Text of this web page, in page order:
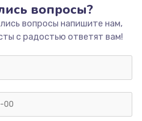
вибромотора
500 руб.
Заказать
Ремонт камеры
700 руб.
вопросы?
вопросы напишите нам,
с радостью ответят вам!